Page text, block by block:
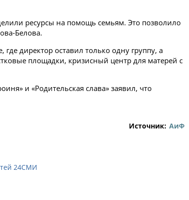
ресурсы на помощь семьям. Это позволило
Белова.
директор оставил только одну группу, а
площадки, кризисный центр для матерей с
и «Родительская слава» заявил, что
Источник: АиФ
24СМИ